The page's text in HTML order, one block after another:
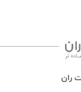
ران